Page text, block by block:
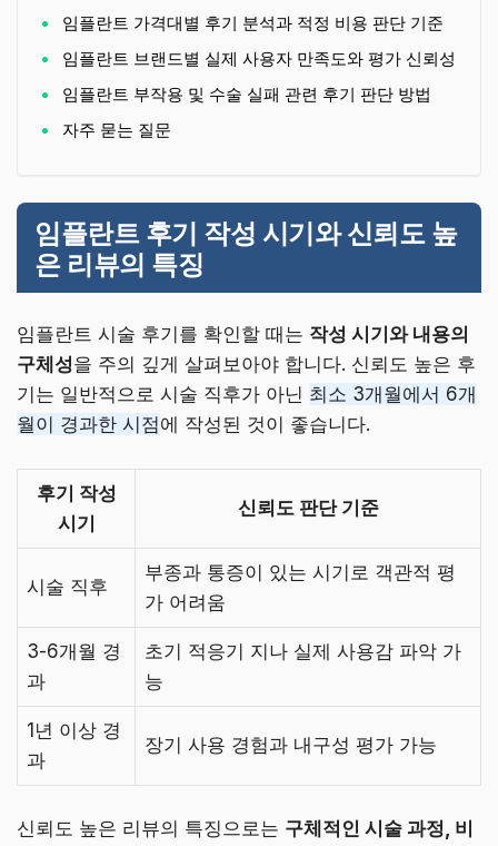
임플란트 가격대별 후기 분석과 적정 비용 판단 기준
임플란트 브랜드별 실제 사용자 만족도와 평가 신뢰성
임플란트 부작용 및 수술 실패 관련 후기 판단 방법
자주 묻는 질문
임플란트 후기 작성 시기와 신뢰도 높
은 리뷰의 특징
임플란트 시술 후기를 확인할 때는 작성 시기와 내용의
구체성을 주의 깊게 살펴보아야 합니다. 신뢰도 높은 후
기는 일반적으로 시술 직후가 아닌 최소 3개월에서 6개
월이 경과한 시점에 작성된 것이 좋습니다.
후기 작성
시기
신뢰도 판단 기준
시술 직후
부종과 통증이 있는 시기로 객관적 평
가 어려움
3-6개월 경
과
초기 적응기 지나 실제 사용감 파악 가
능
1년 이상 경
과
장기 사용 경험과 내구성 평가 가능
신뢰도 높은 리뷰의 특징으로는 구체적인 시술 과정, 비